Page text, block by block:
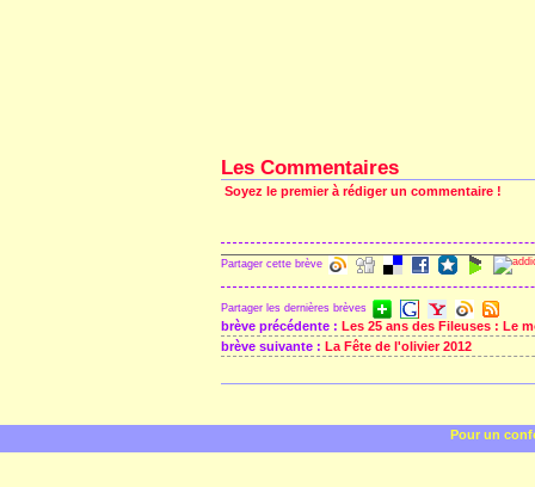
Les Commentaires
Soyez le premier à rédiger un commentaire !
Partager cette brève
Partager les dernières brèves
brève précédente : Les 25 ans des Fileuses : Le
brève suivante : La Fête de l'olivier 2012
Pour un